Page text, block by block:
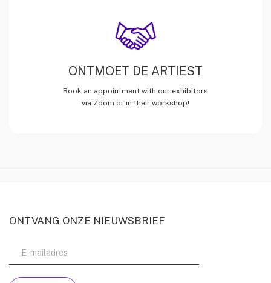
ONTMOET DE ARTIEST
Book an appointment with our exhibitors
via Zoom or in their workshop!
ONTVANG ONZE NIEUWSBRIEF